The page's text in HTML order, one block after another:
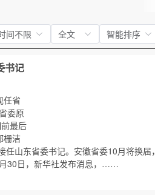
间不限 全文 智能排序
书记
任省
委原
最后
栅洁
山东省委书记。安徽省委10月将换届，
30日，新华社发布消息，……